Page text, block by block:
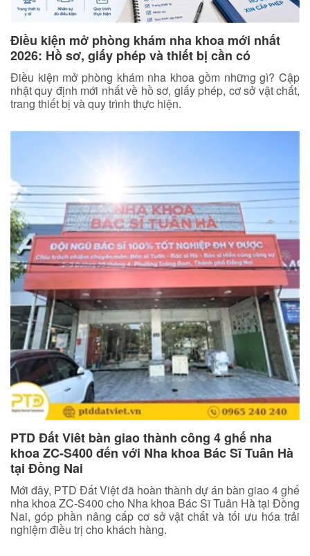
Điều kiện mở phòng khám nha khoa mới nhất
2026: Hồ sơ, giấy phép và thiết bị cần có
Điều kiện mở phòng khám nha khoa gồm những gì? Cập
nhật quy định mới nhất về hồ sơ, giấy phép, cơ sở vật chất,
trang thiết bị và quy trình thực hiện.
PTD Đất Viêt bàn giao thành công 4 ghế nha
khoa ZC-S400 đến với Nha khoa Bác Sĩ Tuân Hà
tại Đồng Nai
Mới đây, PTD Đất Việt đã hoàn thành dự án bàn giao 4 ghế
nha khoa ZC-S400 cho Nha khoa Bác Sĩ Tuân Hà tại Đồng
Nai, góp phần nâng cấp cơ sở vật chất và tối ưu hóa trải
nghiệm điều trị cho khách hàng.